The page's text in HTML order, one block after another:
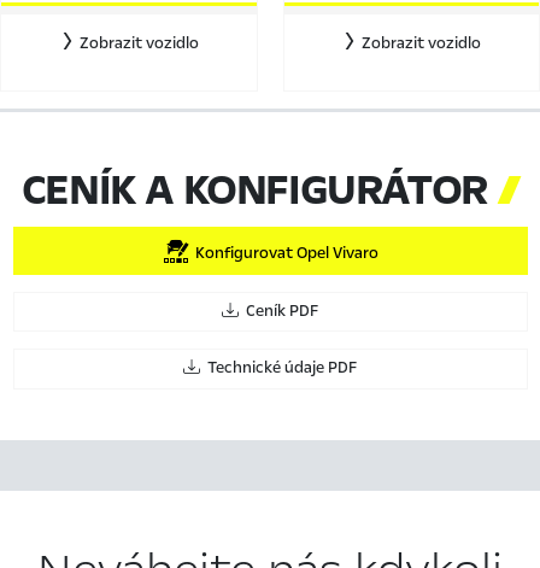
Zobrazit vozidlo Zobrazit vozidlo
CENÍK A KONFIGURÁTOR
Konfigurovat Opel Vivaro
Ceník PDF
Technické údaje PDF